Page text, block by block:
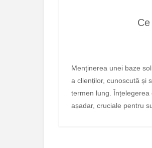
Menținerea unei baze solide de clienți este esențială pentru succesul oricărei afaceri. Pierderea constantă
a clienților, cunoscută și
termen lung. Înțelegerea
așadar, cruciale pentru